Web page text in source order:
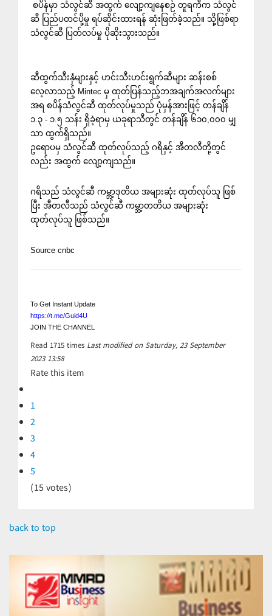
စပိန်မှာ သံလွင်ဆီ အထွက် လျော့ကျနေစဉ် တူရကီက သံလွင်
ဆီ ပြည်ပတင်ပို့မှု ရပ်ဆိုင်းထားရန် ဆုံးဖြတ်ခဲ့သည်။ သို့ဖြစ်ရာ
သံလွင်ဆီ ပြတ်လပ်မှု ပိုဆိုးသွားသည်။
ဆီထွက်သီးနှံများနှင့် ဟင်းသီးဟင်းရွက်ဆီများ ဆန်းစစ်
လေ့လာသည့် Mintec မှ ထုတ်ပြန်သည့်ဘအချက်အလက်များ
အရ စပိန်သံလွင်ဆီ ထုတ်လုပ်မှုသည် ပုံမှန်အားဖြင့် တန်ချိန်
၁.၃ - ၁.၅ သန်း ရှိခဲ့ရာမှ ယခုရာသီတွင် တန်ချိန် ၆၁၀,၀၀၀ မျှ
သာ ထွက်ရှိသည်။
ဥရောပမှ သံလွင်ဆီ ထုတ်လုပ်သည့် ဂရိနှင့် အီတလီတို့တွင်
လည်း အထွက် လျော့ကျသည်။
ဂရိသည် သံလွင်ဆီ ကမ္ဘာ့ဒုတိယ အများဆုံး ထုတ်လုပ်သူ ဖြစ်
ပြီး အီတလီသည် သံလွင်ဆီ ကမ္ဘာ့တတိယ အများဆုံး
ထုတ်လုပ်သူ ဖြစ်သည်။
Source cnbc
To Get Instant Update
https://t.me/Guid4U
JOIN THE CHANNEL
Read 1715times Last modified on Saturday, 23 September
2023 13:58
Rate this item
1
2
3
4
5
(15 votes)
back to top